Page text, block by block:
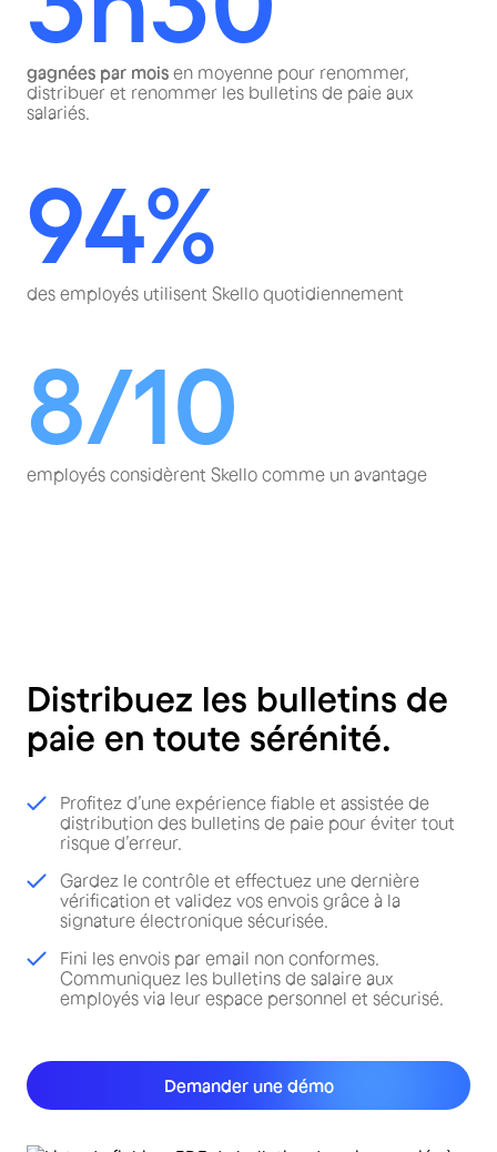
gagnées par mois en moyenne pour renommer,
distribuer et renommer les bulletins de paie aux
salariés.
94%
des employés utilisent Skello quotidiennement
8/10
employés considèrent Skello comme un avantage
Distribuez les bulletins de
paie en toute sérénité.
Profitez d’une expérience fiable et assistée de
distribution des bulletins de paie pour éviter tout
risque d’erreur.
Gardez le contrôle et effectuez une dernière
vérification et validez vos envois grâce à la
signature électronique sécurisée.
Fini les envois par email non conformes.
Communiquez les bulletins de salaire aux
employés via leur espace personnel et sécurisé.
Demander une démo